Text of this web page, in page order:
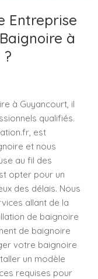
Entreprise
à
à Guyancourt, il
qualifiés.
est
et nous
au fil des
opter pour un
des délais. Nous
allant de la
de baignoire
de baignoire
votre baignoire
un modèle
requises pour